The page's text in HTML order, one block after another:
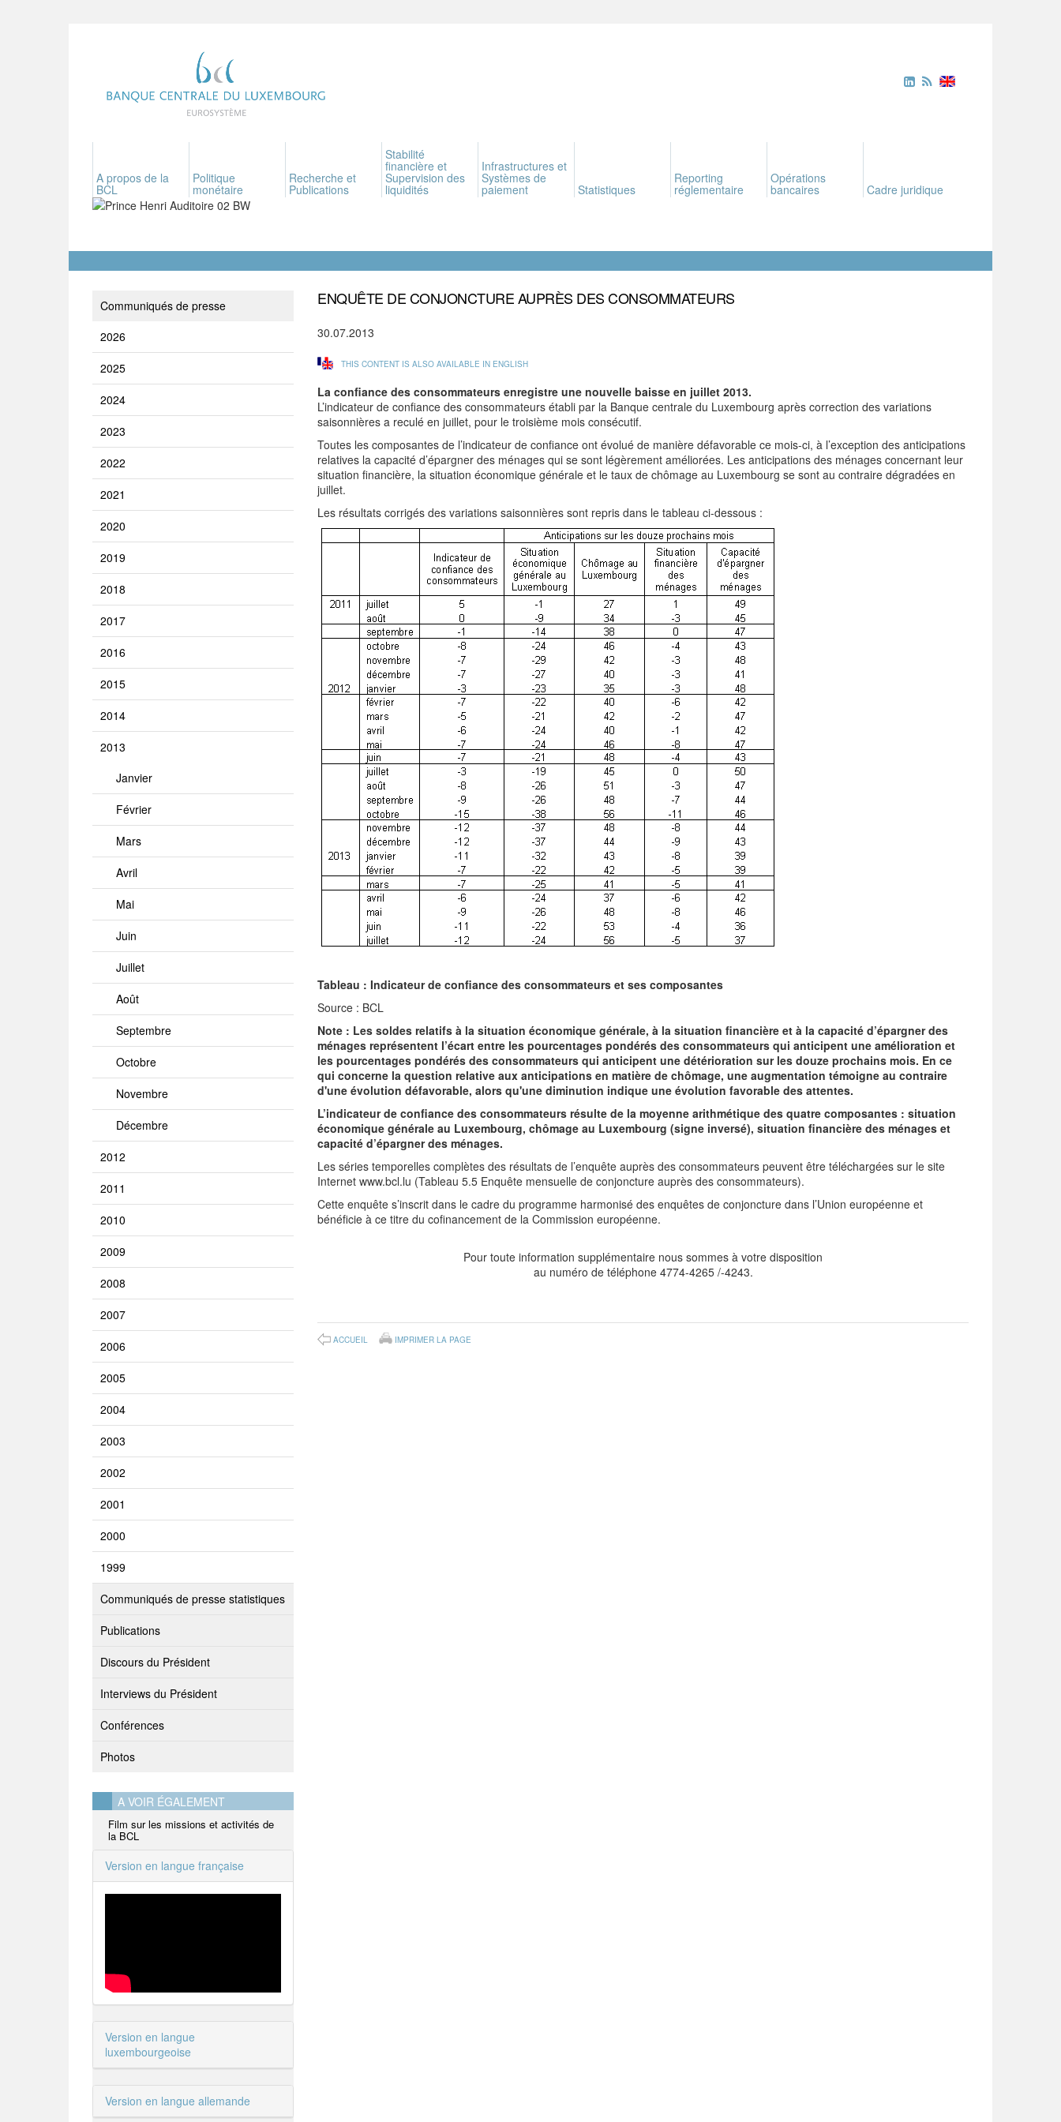
A propos de la
BCL
Politique
monétaire
Recherche et
Publications
Stabilité
financière et
Supervision des
liquidités
Infrastructures et
Systèmes de
paiement Statistiques
Reporting
réglementaire
Opérations
bancaires Cadre juridique
Communiqués de presse
2026
2025
2024
2023
2022
2021
2020
2019
2018
2017
2016
2015
2014
2013
Janvier
Février
Mars
Avril
Mai
Juin
Juillet
Août
Septembre
Octobre
Novembre
Décembre
2012
2011
2010
2009
2008
2007
2006
2005
2004
2003
2002
2001
2000
1999
Communiqués de presse statistiques
Publications
Discours du Président
Interviews du Président
Conférences
Photos
A VOIR ÉGALEMENT
Film sur les missions et activités de
la BCL
Version en langue française
Version en langue
luxembourgeoise
Version en langue allemande
ENQUÊTE DE CONJONCTURE AUPRÈS DES CONSOMMATEURS
30.07.2013
THIS CONTENT IS ALSO AVAILABLE IN ENGLISH
La confiance des consommateurs enregistre une nouvelle baisse en juillet 2013.
L’indicateur de confiance des consommateurs établi par la Banque centrale du Luxembourg après correction des variations
saisonnières a reculé en juillet, pour le troisième mois consécutif.
Toutes les composantes de l’indicateur de confiance ont évolué de manière défavorable ce mois-ci, à l’exception des anticipations
relatives la capacité d’épargner des ménages qui se sont légèrement améliorées. Les anticipations des ménages concernant leur
situation financière, la situation économique générale et le taux de chômage au Luxembourg se sont au contraire dégradées en
juillet.
Les résultats corrigés des variations saisonnières sont repris dans le tableau ci-dessous :
Tableau : Indicateur de confiance des consommateurs et ses composantes
Source : BCL
Note : Les soldes relatifs à la situation économique générale, à la situation financière et à la capacité d’épargner des
ménages représentent l’écart entre les pourcentages pondérés des consommateurs qui anticipent une amélioration et
les pourcentages pondérés des consommateurs qui anticipent une détérioration sur les douze prochains mois. En ce
qui concerne la question relative aux anticipations en matière de chômage, une augmentation témoigne au contraire
d'une évolution défavorable, alors qu'une diminution indique une évolution favorable des attentes.
L’indicateur de confiance des consommateurs résulte de la moyenne arithmétique des quatre composantes : situation
économique générale au Luxembourg, chômage au Luxembourg (signe inversé), situation financière des ménages et
capacité d’épargner des ménages.
Les séries temporelles complètes des résultats de l’enquête auprès des consommateurs peuvent être téléchargées sur le site
Internet www.bcl.lu (Tableau 5.5 Enquête mensuelle de conjoncture auprès des consommateurs).
Cette enquête s’inscrit dans le cadre du programme harmonisé des enquêtes de conjoncture dans l’Union européenne et
bénéficie à ce titre du cofinancement de la Commission européenne.
Pour toute information supplémentaire nous sommes à votre disposition
au numéro de téléphone 4774-4265 /-4243.
ACCUEIL IMPRIMER LA PAGE